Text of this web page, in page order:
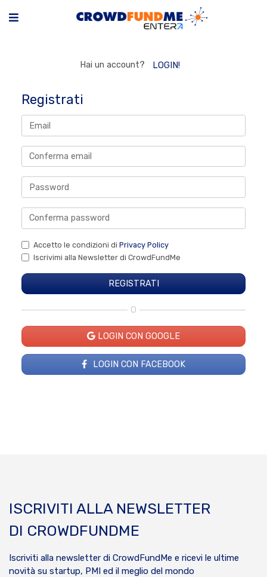
Hai un account? LOGIN!
Registrati
Accetto le condizioni di Privacy Policy
Iscrivimi alla Newsletter di CrowdFundMe
O
LOGIN CON GOOGLE
LOGIN CON FACEBOOK
ISCRIVITI ALLA NEWSLETTER
DI CROWDFUNDME
Iscriviti alla newsletter di CrowdFundMe e ricevi le ultime
novità su startup, PMI ed il meglio del mondo